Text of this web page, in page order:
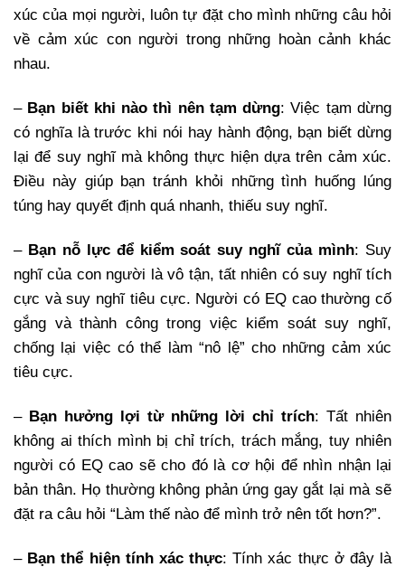
xúc của mọi người, luôn tự đặt cho mình những câu hỏi
về cảm xúc con người trong những hoàn cảnh khác
nhau.
– Bạn biết khi nào thì nên tạm dừng: Việc tạm dừng
có nghĩa là trước khi nói hay hành động, bạn biết dừng
lại để suy nghĩ mà không thực hiện dựa trên cảm xúc.
Điều này giúp bạn tránh khỏi những tình huống lúng
túng hay quyết định quá nhanh, thiếu suy nghĩ.
– Bạn nỗ lực để kiểm soát suy nghĩ của mình: Suy
nghĩ của con người là vô tận, tất nhiên có suy nghĩ tích
cực và suy nghĩ tiêu cực. Người có EQ cao thường cố
gắng và thành công trong việc kiểm soát suy nghĩ,
chống lại việc có thể làm “nô lệ” cho những cảm xúc
tiêu cực.
– Bạn hưởng lợi từ những lời chỉ trích: Tất nhiên
không ai thích mình bị chỉ trích, trách mắng, tuy nhiên
người có EQ cao sẽ cho đó là cơ hội để nhìn nhận lại
bản thân. Họ thường không phản ứng gay gắt lại mà sẽ
đặt ra câu hỏi “Làm thế nào để mình trở nên tốt hơn?”.
– Bạn thể hiện tính xác thực: Tính xác thực ở đây là